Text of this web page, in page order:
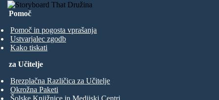
Pomoč
Pomoč in pogosta vprašanja
Ustvarjalec zgodb
Kako tiskati
za Učitelje
Brezplačna Različica za Učitelje
Okrožna Paketi
Šolske Knjižnice in Medijski Centri